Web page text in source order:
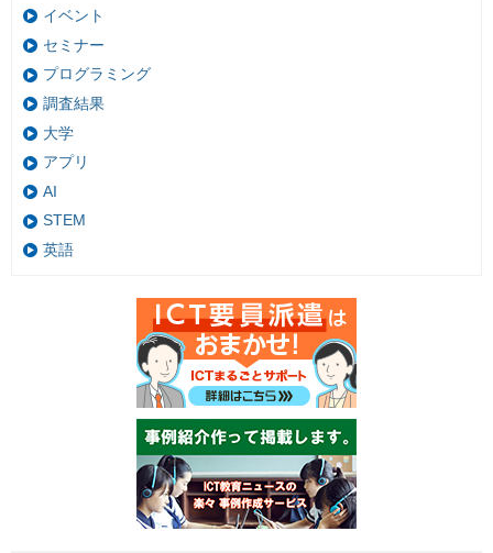
イベント
セミナー
プログラミング
調査結果
大学
アプリ
AI
STEM
英語